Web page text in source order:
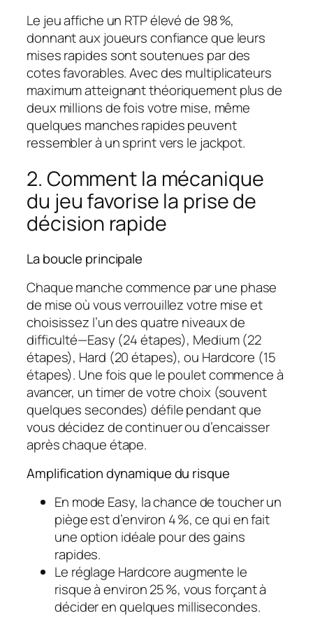
Le jeu affiche un RTP élevé de 98 %,
donnant aux joueurs confiance que leurs
mises rapides sont soutenues par des
cotes favorables. Avec des multiplicateurs
maximum atteignant théoriquement plus de
deux millions de fois votre mise, même
quelques manches rapides peuvent
ressembler à un sprint vers le jackpot.
2. Comment la mécanique
du jeu favorise la prise de
décision rapide
La boucle principale
Chaque manche commence par une phase
de mise où vous verrouillez votre mise et
choisissez l’un des quatre niveaux de
difficulté—Easy (24 étapes), Medium (22
étapes), Hard (20 étapes), ou Hardcore (15
étapes). Une fois que le poulet commence à
avancer, un timer de votre choix (souvent
quelques secondes) défile pendant que
vous décidez de continuer ou d’encaisser
après chaque étape.
Amplification dynamique du risque
En mode Easy, la chance de toucher un
piège est d’environ 4 %, ce qui en fait
une option idéale pour des gains
rapides.
Le réglage Hardcore augmente le
risque à environ 25 %, vous forçant à
décider en quelques millisecondes.